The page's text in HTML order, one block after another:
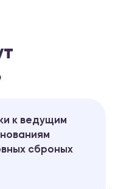
к ведущим
сброных